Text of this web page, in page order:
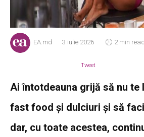
EA.md 3 iulie 2026 2 min read
Tweet
Ai întotdeauna grijă să nu te
fast food și dulciuri și să
dar, cu toate acestea,